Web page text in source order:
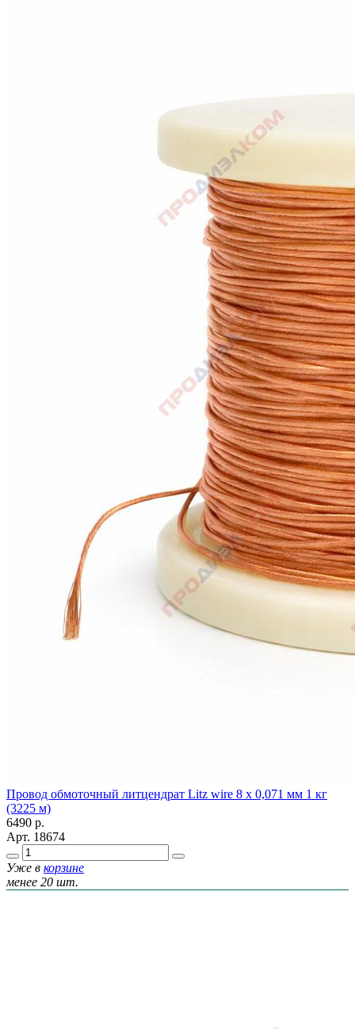
Провод обмоточный литцендрат Litz wire 8 х 0,071 мм 1 кг
(3225 м)
6490 р.
Арт. 18674
Уже в корзине
менее 20 шт.